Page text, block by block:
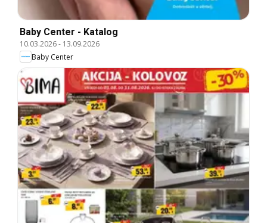
Baby Center - Katalog
10.03.2026- 13.09.2026
Baby Center